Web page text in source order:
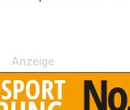
Anzeige